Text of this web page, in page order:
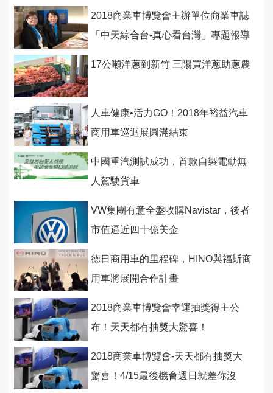
2018商業車博覽會主辦單位商業車誌
「中天綜合台-真心看台灣」專題報導
17公噸洋蔥到新竹 三陽買洋蔥助蔥農
人車健康•活力GO！2018年裕益汽車
商用車巡迴展圓滿結束
中國重汽測試成功，首款自製電動無
人駕駛貨車
VW集團有意全盤收購Navistar，後者
市值逼近四十億美金
德日商用車的里程碑，HINO與福斯商
用車將展開合作計畫
2018商業車博覽會幸運抽獎得主公
布！天天都有抽獎大驚喜！
2018商業車博覽會-天天都有抽獎大
驚喜！4/15最後機會週日就差你沒